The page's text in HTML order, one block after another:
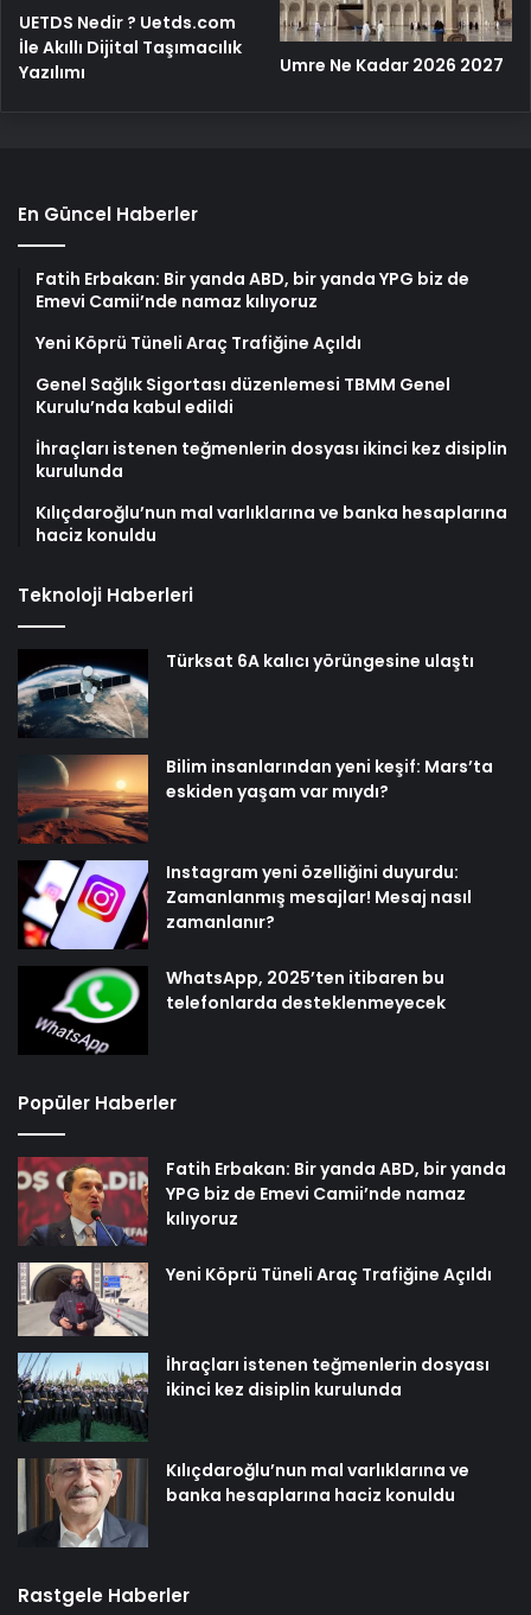
UETDS Nedir ? Uetds.com
İle Akıllı Dijital Taşımacılık
Yazılımı
Umre Ne Kadar 2026 2027
En Güncel Haberler
Fatih Erbakan: Bir yanda ABD, bir yanda YPG biz de
Emevi Camii’nde namaz kılıyoruz
Yeni Köprü Tüneli Araç Trafiğine Açıldı
Genel Sağlık Sigortası düzenlemesi TBMM Genel
Kurulu’nda kabul edildi
İhraçları istenen teğmenlerin dosyası ikinci kez disiplin
kurulunda
Kılıçdaroğlu’nun mal varlıklarına ve banka hesaplarına
haciz konuldu
Teknoloji Haberleri
Türksat 6A kalıcı yörüngesine ulaştı
Bilim insanlarından yeni keşif: Mars’ta
eskiden yaşam var mıydı?
Instagram yeni özelliğini duyurdu:
Zamanlanmış mesajlar! Mesaj nasıl
zamanlanır?
WhatsApp, 2025’ten itibaren bu
telefonlarda desteklenmeyecek
Popüler Haberler
Fatih Erbakan: Bir yanda ABD, bir yanda
YPG biz de Emevi Camii’nde namaz
kılıyoruz
Yeni Köprü Tüneli Araç Trafiğine Açıldı
İhraçları istenen teğmenlerin dosyası
ikinci kez disiplin kurulunda
Kılıçdaroğlu’nun mal varlıklarına ve
banka hesaplarına haciz konuldu
Rastgele Haberler